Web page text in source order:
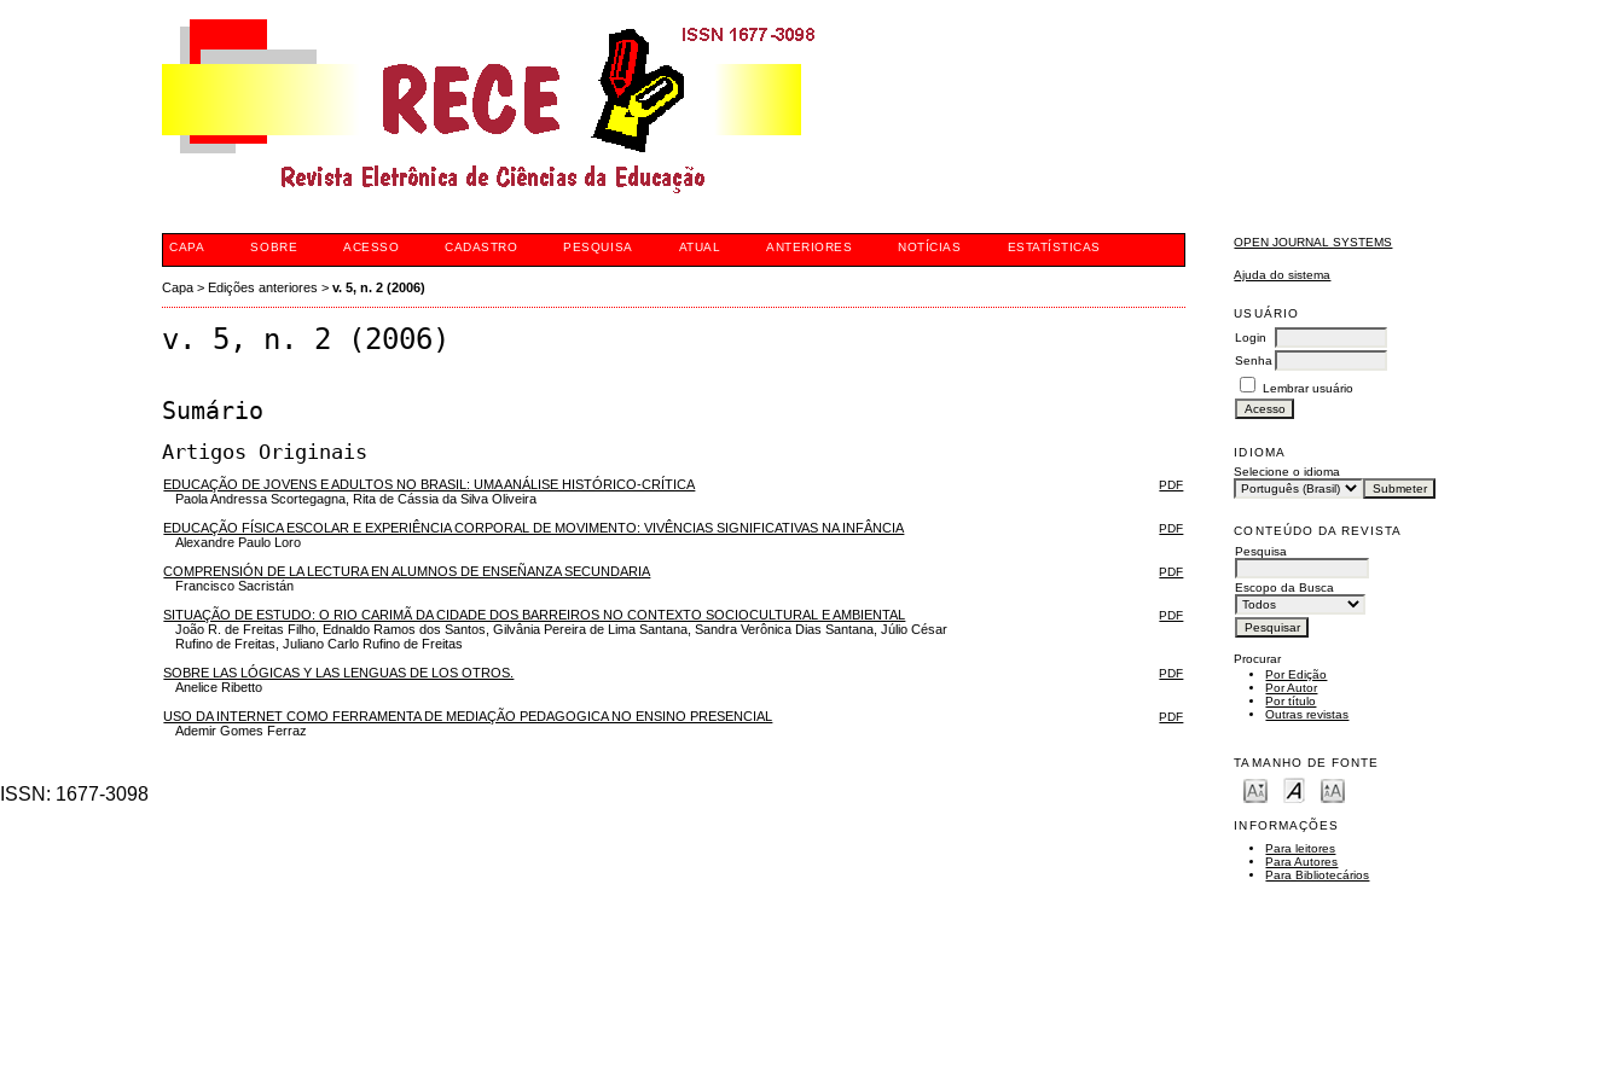
OPEN JOURNAL SYSTEMS
Ajuda do sistema
USUÁRIO
Login
Senha
Lembrar usuário
IDIOMA
Selecione o idioma
CONTEÚDO DA REVISTA
Pesquisa
Escopo da Busca
Procurar
Por Edição
Por Autor
Por título
Outras revistas
TAMANHO DE FONTE
INFORMAÇÕES
Para leitores
Para Autores
Para Bibliotecários
CAPA SOBRE ACESSO CADASTRO PESQUISA ATUAL ANTERIORES NOTÍCIAS ESTATÍSTICAS
Capa >Edições anteriores >v. 5, n. 2 (2006)
v. 5, n. 2 (2006)
Sumário
Artigos Originais
EDUCAÇÃO DE JOVENS E ADULTOS NO BRASIL: UMA ANÁLISE HISTÓRICO-CRÍTICA
Paola Andressa Scortegagna, Rita de Cássia da Silva Oliveira
PDF
EDUCAÇÃO FÍSICA ESCOLAR E EXPERIÊNCIA CORPORAL DE MOVIMENTO: VIVÊNCIAS SIGNIFICATIVAS NA INFÂNCIA
Alexandre Paulo Loro
PDF
COMPRENSIÓN DE LA LECTURA EN ALUMNOS DE ENSEÑANZA SECUNDARIA
Francisco Sacristán
PDF
SITUAÇÃO DE ESTUDO: O RIO CARIMÃ DA CIDADE DOS BARREIROS NO CONTEXTO SOCIOCULTURAL E AMBIENTAL
João R. de Freitas Filho, Ednaldo Ramos dos Santos, Gilvânia Pereira de Lima Santana, Sandra Verônica Dias Santana, Júlio César
Rufino de Freitas, Juliano Carlo Rufino de Freitas
PDF
SOBRE LAS LÓGICAS Y LAS LENGUAS DE LOS OTROS.
Anelice Ribetto
PDF
USO DA INTERNET COMO FERRAMENTA DE MEDIAÇÃO PEDAGOGICA NO ENSINO PRESENCIAL
Ademir Gomes Ferraz
PDF
ISSN: 1677-3098